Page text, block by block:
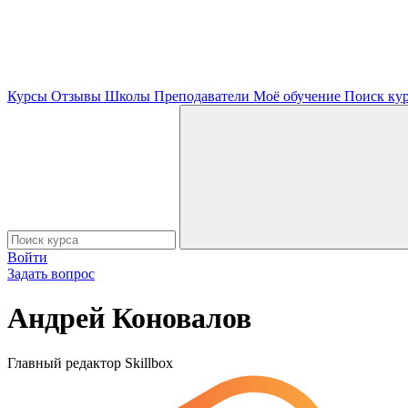
Курсы Отзывы Школы Преподаватели Моё обучение Поиск
Войти
Задать вопрос
Андрей Коновалов
Главный редактор Skillbox